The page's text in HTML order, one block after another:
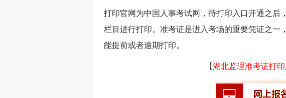
打印官网为中国人事考试网 ， 待打印入口开通之后
栏目进行打印。准考证是进入考场的重要凭证之一
能提前或者逾期打印。
【湖北监理准考证打印